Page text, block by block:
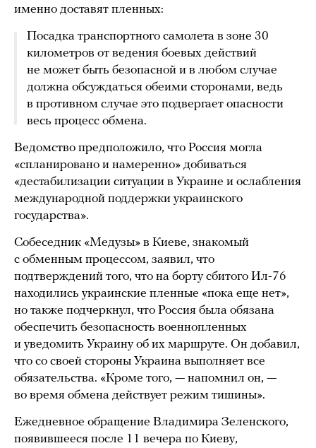
именно доставят пленных:
Посадка транспортного самолета в зоне 30
километров от ведения боевых действий
не может быть безопасной и в любом случае
должна обсуждаться обеими сторонами, ведь
в противном случае это подвергает опасности
весь процесс обмена.
Ведомство предположило, что Россия могла
«спланировано и намеренно» добиваться
«дестабилизации ситуации в Украине и ослабления
международной поддержки украинского
государства».
Собеседник «Медузы» в Киеве, знакомый
с обменным процессом, заявил, что
подтверждений того, что на борту сбитого Ил-76
находились украинские пленные «пока еще нет»,
но также подчеркнул, что Россия была обязана
обеспечить безопасность военнопленных
и уведомить Украину об их маршруте. Он добавил,
что со своей стороны Украина выполняет все
обязательства. «Кроме того, — напомнил он, —
во время обмена действует режим тишины».
Ежедневное обращение Владимира Зеленского,
появившееся после 11 вечера по Киеву,